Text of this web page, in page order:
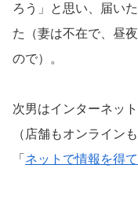
ろう」と思い、届い
た（妻は不在で、昼
ので）。
次男はインターネッ
（店舗もオンライン
「 ネットで情報を得